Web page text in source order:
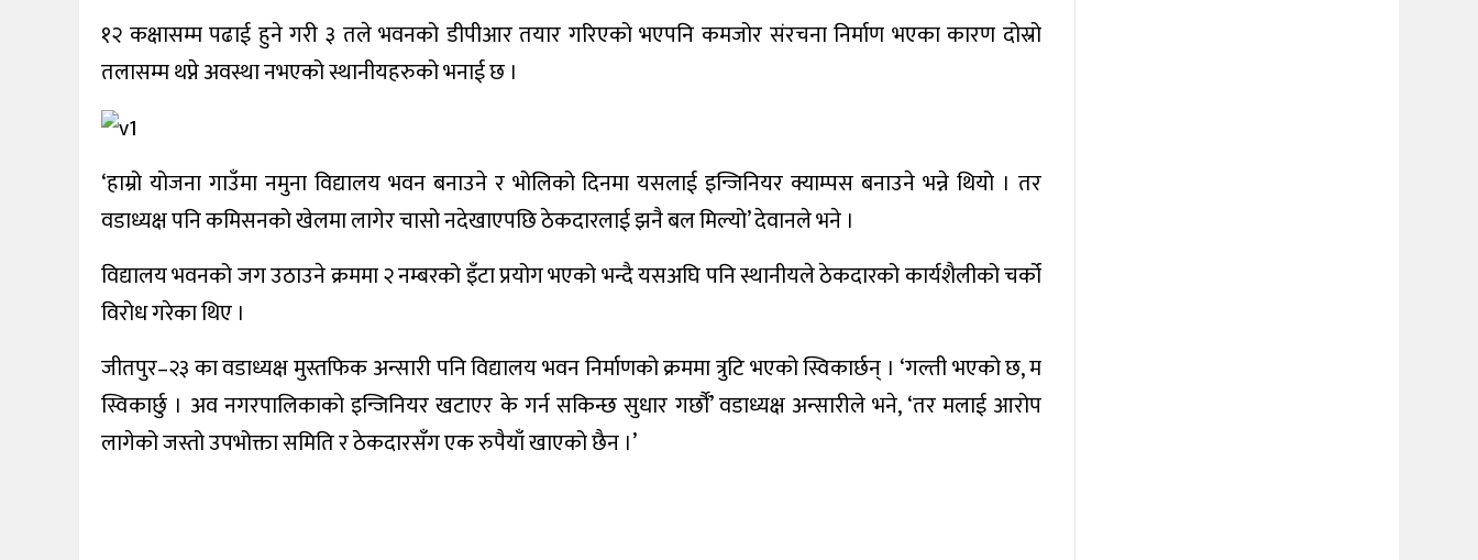
१२ कक्षासम्म पढाई हुने गरी ३ तले भवनको डीपीआर तयार गरिएको भएपनि कमजोर संरचना निर्माण भएका कारण दोस्रो
तलासम्म थप्ने अवस्था नभएको स्थानीयहरुको भनाई छ ।
‘हाम्रो योजना गाउँमा नमुना विद्यालय भवन बनाउने र भोलिको दिनमा यसलाई इन्जिनियर क्याम्पस बनाउने भन्ने थियो । तर
वडाध्यक्ष पनि कमिसनको खेलमा लागेर चासो नदेखाएपछि ठेकदारलाई झनै बल मिल्यो’ देवानले भने ।
विद्यालय भवनको जग उठाउने क्रममा २ नम्बरको इँटा प्रयोग भएको भन्दै यसअघि पनि स्थानीयले ठेकदारको कार्यशैलीको चर्को
विरोध गरेका थिए ।
जीतपुर–२३ का वडाध्यक्ष मुस्तफिक अन्सारी पनि विद्यालय भवन निर्माणको क्रममा त्रुटि भएको स्विकार्छन् । ‘गल्ती भएको छ, म
स्विकार्छु । अव नगरपालिकाको इन्जिनियर खटाएर के गर्न सकिन्छ सुधार गर्छौँ’ वडाध्यक्ष अन्सारीले भने, ‘तर मलाई आरोप
लागेको जस्तो उपभोक्ता समिति र ठेकदारसँग एक रुपैयाँ खाएको छैन ।’